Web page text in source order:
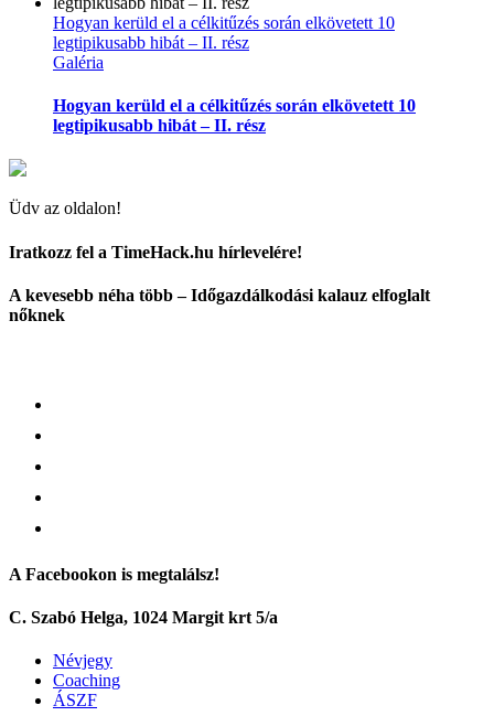
Hogyan kerüld el a célkitűzés során elkövetett 10
legtipikusabb hibát – II. rész
Galéria
Hogyan kerüld el a célkitűzés során elkövetett 10
legtipikusabb hibát – II. rész
Üdv az oldalon!
Iratkozz fel a TimeHack.hu hírlevelére!
A kevesebb néha több – Időgazdálkodási kalauz elfoglalt
nőknek
A Facebookon is megtalálsz!
C. Szabó Helga, 1024 Margit krt 5/a
Névjegy
Coaching
ÁSZF